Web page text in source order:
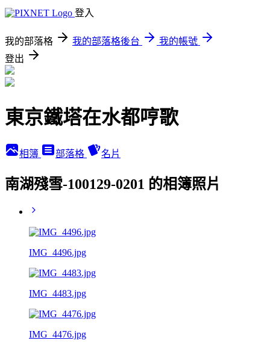
登入
我的部落格 我的部落格後台
我的帳號
登出
東京鐵塔在水都哼歌
相簿 部落格 名片
南湖殘雪-100129-0201 的相簿照片
IMG_4496.jpg
IMG_4483.jpg
IMG_4476.jpg